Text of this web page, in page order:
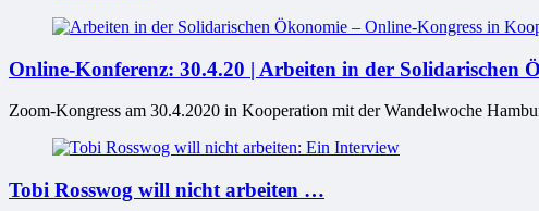
Online-Konferenz: 30.4.20 | Arbeiten in der Solidarischen
Zoom-Kongress am 30.4.2020 in Kooperation mit der Wandelwoche
Tobi Rosswog will nicht arbeiten …